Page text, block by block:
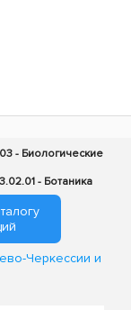
03 - Биологические
- Ботаника
Черкессии и